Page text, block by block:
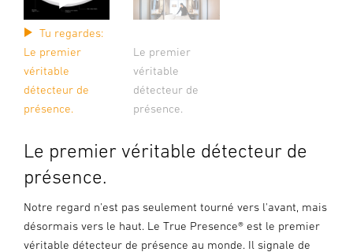
Tu regardes:
Le premier
véritable
détecteur de
présence.
Le premier
véritable
détecteur de
présence.
Le premier véritable détecteur de
présence.
Notre regard n'est pas seulement tourné vers l'avant, mais
désormais vers le haut. Le True Presence® est le premier
véritable détecteur de présence au monde. Il signale de